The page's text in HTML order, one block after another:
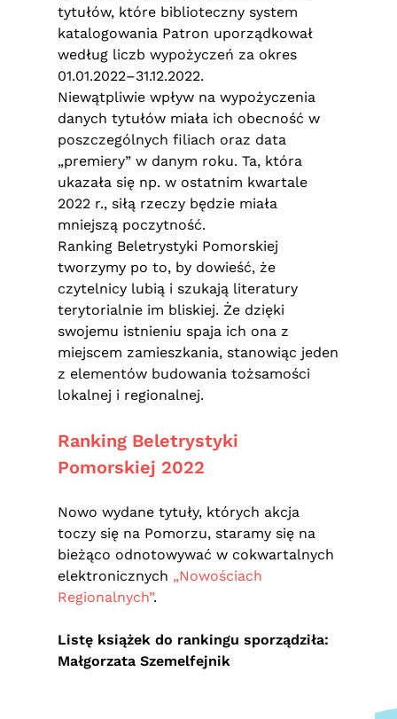
tytułów, które biblioteczny system
katalogowania Patron uporządkował
według liczb wypożyczeń za okres
01.01.2022–31.12.2022.
Niewątpliwie wpływ na wypożyczenia
danych tytułów miała ich obecność w
poszczególnych filiach oraz data
„premiery” w danym roku. Ta, która
ukazała się np. w ostatnim kwartale
2022 r., siłą rzeczy będzie miała
mniejszą poczytność.
Ranking Beletrystyki Pomorskiej
tworzymy po to, by dowieść, że
czytelnicy lubią i szukają literatury
terytorialnie im bliskiej. Że dzięki
swojemu istnieniu spaja ich ona z
miejscem zamieszkania, stanowiąc jeden
z elementów budowania tożsamości
lokalnej i regionalnej.
Ranking Beletrystyki
Pomorskiej 2022
Nowo wydane tytuły, których akcja
toczy się na Pomorzu, staramy się na
bieżąco odnotowywać w cokwartalnych
elektronicznych „Nowościach
Regionalnych”.
Listę książek do rankingu sporządziła:
Małgorzata Szemelfejnik